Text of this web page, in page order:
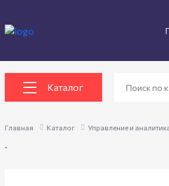
Каталог
Главная Каталог Управление и
.